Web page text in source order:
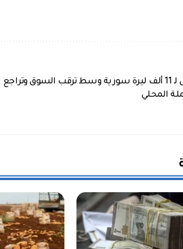
الدولار يصل لـ 11 ألف ليرة سورية وسط ترقب السوق وتراجع
المحلي